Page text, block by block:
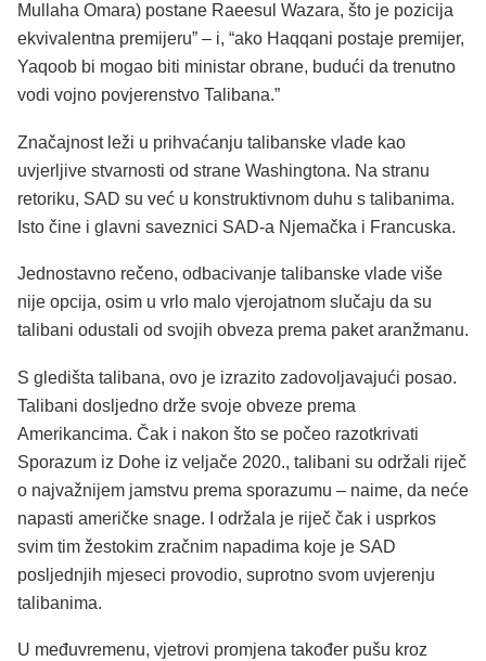
Mullaha Omara) postane Raeesul Wazara, što je pozicija
ekvivalentna premijeru” – i, “ako Haqqani postaje premijer,
Yaqoob bi mogao biti ministar obrane, budući da trenutno
vodi vojno povjerenstvo Talibana.”
Značajnost leži u prihvaćanju talibanske vlade kao
uvjerljive stvarnosti od strane Washingtona. Na stranu
retoriku, SAD su već u konstruktivnom duhu s talibanima.
Isto čine i glavni saveznici SAD-a Njemačka i Francuska.
Jednostavno rečeno, odbacivanje talibanske vlade više
nije opcija, osim u vrlo malo vjerojatnom slučaju da su
talibani odustali od svojih obveza prema paket aranžmanu.
S gledišta talibana, ovo je izrazito zadovoljavajući posao.
Talibani dosljedno drže svoje obveze prema
Amerikancima. Čak i nakon što se počeo razotkrivati
Sporazum iz Dohe iz veljače 2020., talibani su održali riječ
o najvažnijem jamstvu prema sporazumu – naime, da neće
napasti američke snage. I održala je riječ čak i usprkos
svim tim žestokim zračnim napadima koje je SAD
posljednjih mjeseci provodio, suprotno svom uvjerenju
talibanima.
U međuvremenu, vjetrovi promjena također pušu kroz